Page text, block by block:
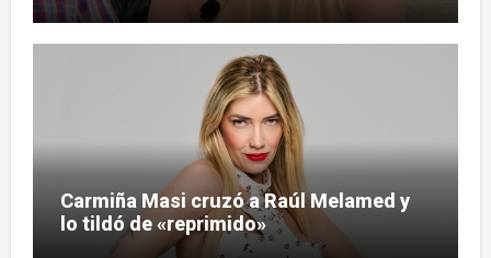
Carmiña Masi cruzó a Raúl Melamed y
lo tildó de «reprimido»